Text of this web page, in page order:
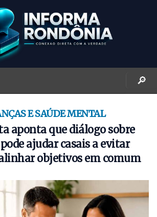
🔎
E SAÚDE MENTAL
aponta que diálogo sobre
ajudar casais a evitar
objetivos em comum